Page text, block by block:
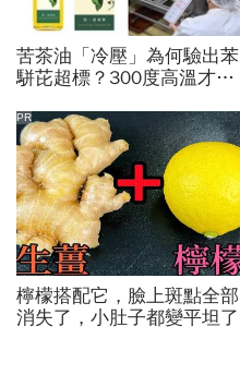
苦茶油「冷壓」為何驗出苯
駢芘超標？300度高溫才大
顏宗海籲這件事
檸檬搭配它，臉上斑點全部
消失了，小肚子都變平坦了
PR